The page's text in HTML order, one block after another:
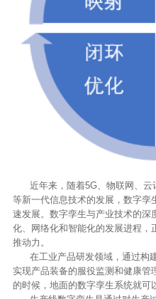
近年来，随着5G、物联网、云
等新一代信息技术的发展，数字孪
速发展。数字孪生与产业技术的深
化、网络化和智能化的发展进程，
推动力。
在工业产品研发领域，通过构
实现产品装备的服役监测和健康管
的时候，地面的数字孪生系统就可